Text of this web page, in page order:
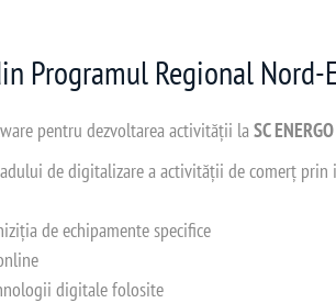
Programul Regional
pentru dezvoltarea activității laSC
de digitalizare a activității de comerț
de echipamente specifice
digitale folosite